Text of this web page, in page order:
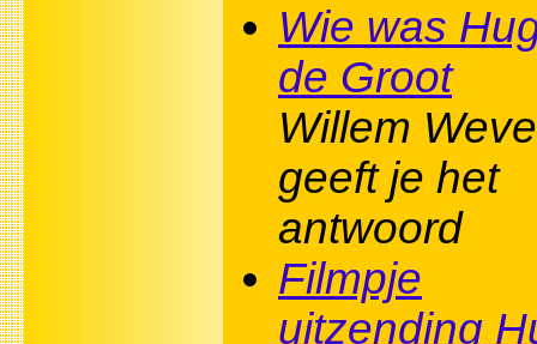
Wie was
de Groot
Willem
geeft je het
antwoord
Filmpje
uitzending